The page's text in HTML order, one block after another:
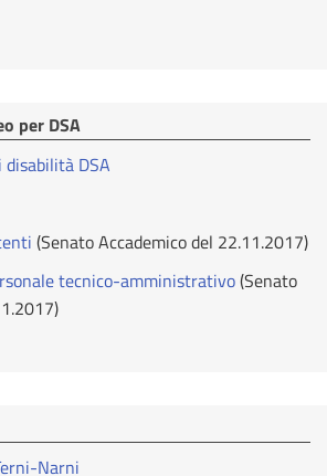
per DSA
DSA
(Senato Accademico del 22.11.2017)
tecnico-amministrativo(Senato
Narni